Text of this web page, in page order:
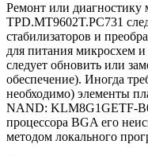
Ремонт или диагностику
TPD.MT9602T.PC731
стабилизаторов и
для питания микросхем
следует обновить или
обеспечение). Иногда
необходимо) элементы
NAND: KLM8G1GETF-
процессора BGA его
методом локального